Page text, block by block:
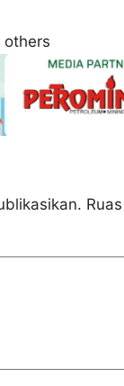
others